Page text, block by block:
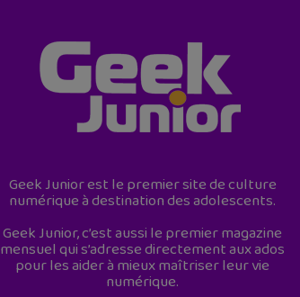
Geek Junior est le premier site de culture
numérique à destination des adolescents.
Geek Junior, c’est aussi le premier magazine
mensuel qui s’adresse directement aux ados
pour les aider à mieux maîtriser leur vie
numérique.